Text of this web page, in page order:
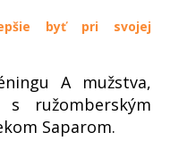
byť pri svojej
A mužstva,
ružomberským
Saparom.